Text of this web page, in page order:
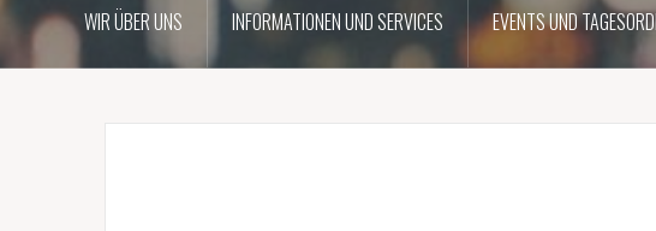
WIR ÜBER UNS INFORMATIONEN UND SERVICES EVENTS UND